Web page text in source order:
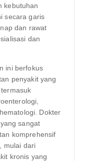
kebutuhan
secara garis
dan rawat
dan
ini berfokus
penyakit yang
Dokter
sangat
komprehensif
mulai dari
kronis yang